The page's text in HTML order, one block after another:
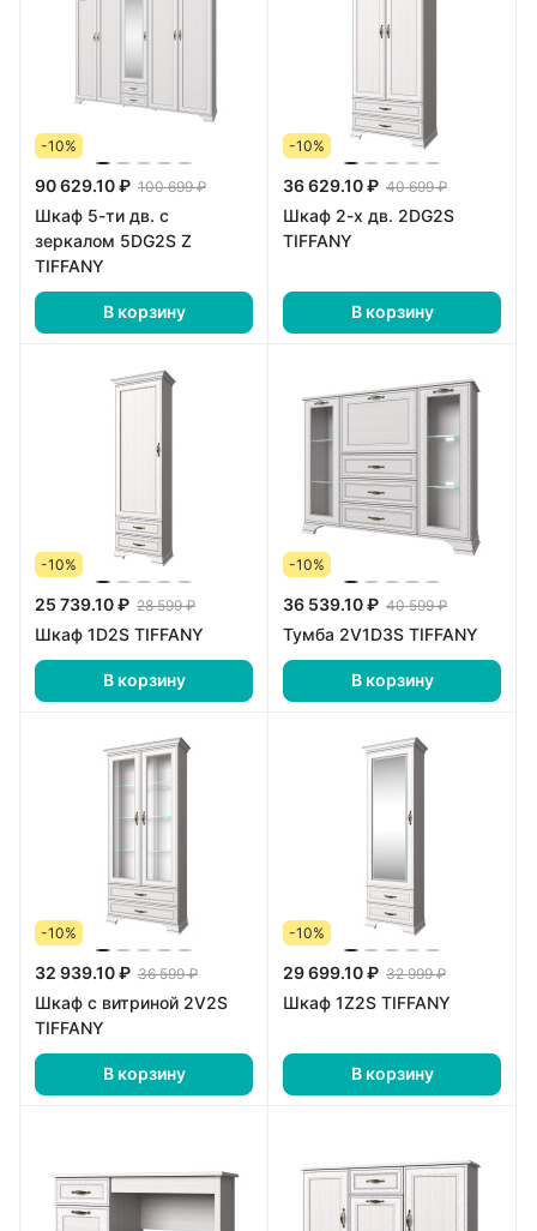
-10%
90 629.10 ₽ 100 699 ₽
Шкаф 5-ти дв. c
зеркалом 5DG2S Z
TIFFANY
В корзину
-10%
36 629.10 ₽ 40 699 ₽
Шкаф 2-х дв. 2DG2S
TIFFANY
В корзину
-10%
25 739.10 ₽ 28 599 ₽
Шкаф 1D2S TIFFANY
В корзину
-10%
36 539.10 ₽ 40 599 ₽
Тумба 2V1D3S TIFFANY
В корзину
-10%
32 939.10 ₽ 36 599 ₽
Шкаф с витриной 2V2S
TIFFANY
В корзину
-10%
29 699.10 ₽ 32 999 ₽
Шкаф 1Z2S TIFFANY
В корзину